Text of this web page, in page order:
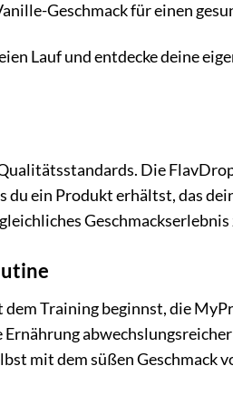
Geschmack für einen
Lauf und entdecke deine
Die
ein Produkt erhältst, das
Geschmackserlebnis
Training beginnst, die
mit dem süßen Geschmack